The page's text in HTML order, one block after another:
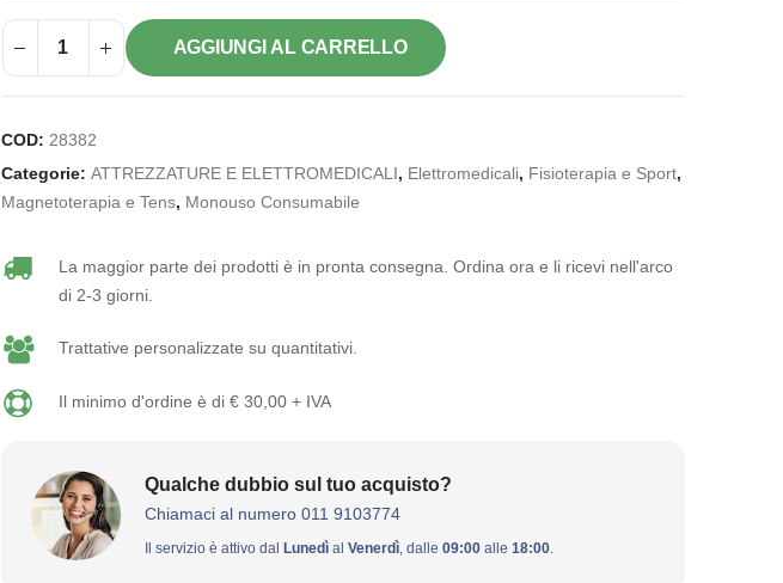
AGGIUNGI AL CARRELLO
COD: 28382
Categorie: ATTREZZATURE E ELETTROMEDICALI , Elettromedicali, Fisioterapia e Sport,
Magnetoterapia e Tens, Monouso Consumabile
La maggior parte dei prodotti è in pronta consegna. Ordina ora e li ricevi nell'arco
di 2-3 giorni.
Trattative personalizzate su quantitativi.
Il minimo d'ordine è di € 30,00 + IVA
Qualche dubbio sul tuo acquisto?
Chiamaci al numero 011 9103774
Il servizio è attivo dal Lunedìal Venerdì, dalle 09:00alle 18:00.